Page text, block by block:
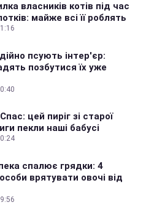
власників котів під час
майже всі її роблять
псують інтер'єр:
позбутися їх уже
цей пиріг зі старої
пекли наші бабусі
спалює грядки: 4
врятувати овочі від